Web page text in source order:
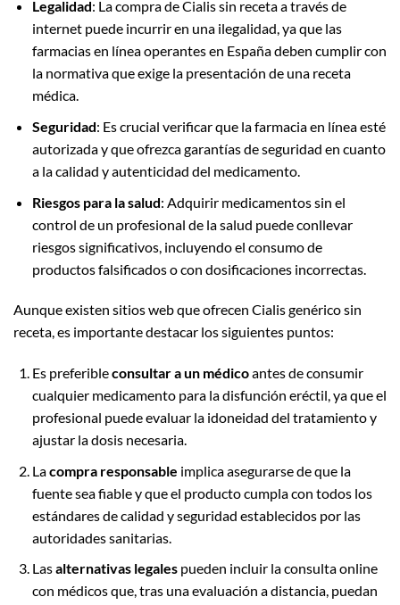
Legalidad: La compra de Cialis sin receta a través de
internet puede incurrir en una ilegalidad, ya que las
farmacias en línea operantes en España deben cumplir con
la normativa que exige la presentación de una receta
médica.
Seguridad: Es crucial verificar que la farmacia en línea esté
autorizada y que ofrezca garantías de seguridad en cuanto
a la calidad y autenticidad del medicamento.
Riesgos para la salud: Adquirir medicamentos sin el
control de un profesional de la salud puede conllevar
riesgos significativos, incluyendo el consumo de
productos falsificados o con dosificaciones incorrectas.
Aunque existen sitios web que ofrecen Cialis genérico sin
receta, es importante destacar los siguientes puntos:
Es preferibleconsultar a un médicoantes de consumir
cualquier medicamento para la disfunción eréctil, ya que el
profesional puede evaluar la idoneidad del tratamiento y
ajustar la dosis necesaria.
Lacompra responsable implica asegurarse de que la
fuente sea fiable y que el producto cumpla con todos los
estándares de calidad y seguridad establecidos por las
autoridades sanitarias.
Lasalternativas legalespueden incluir la consulta online
con médicos que, tras una evaluación a distancia, puedan